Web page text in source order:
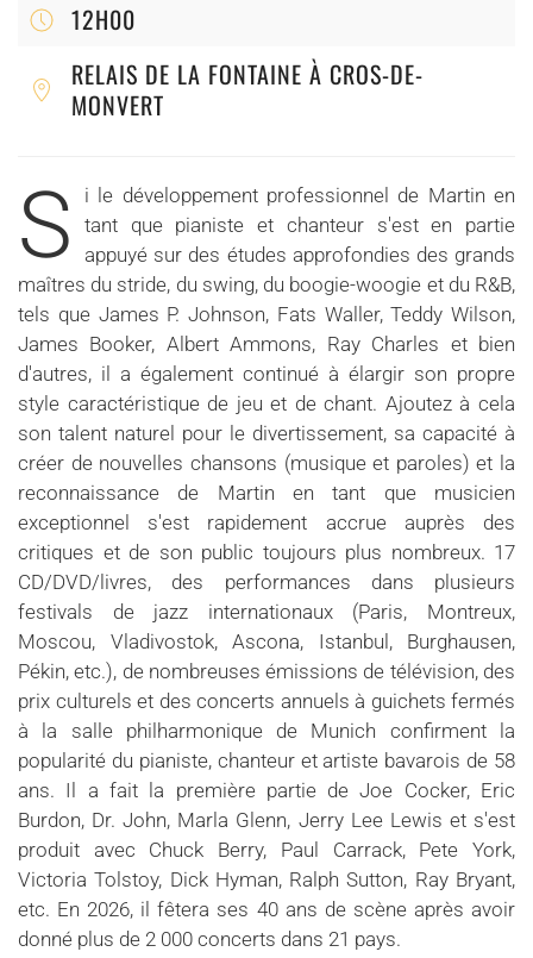
12H00
RELAIS DE LA FONTAINE À CROS-DE-
MONVERT
S
i le développement professionnel de Martin en
tant que pianiste et chanteur s'est en partie
appuyé sur des études approfondies des grands
maîtres du stride, du swing, du boogie-woogie et du R&B,
tels que James P. Johnson, Fats Waller, Teddy Wilson,
James Booker, Albert Ammons, Ray Charles et bien
d'autres, il a également continué à élargir son propre
style caractéristique de jeu et de chant. Ajoutez à cela
son talent naturel pour le divertissement, sa capacité à
créer de nouvelles chansons (musique et paroles) et la
reconnaissance de Martin en tant que musicien
exceptionnel s'est rapidement accrue auprès des
critiques et de son public toujours plus nombreux. 17
CD/DVD/livres, des performances dans plusieurs
festivals de jazz internationaux (Paris, Montreux,
Moscou, Vladivostok, Ascona, Istanbul, Burghausen,
Pékin, etc.), de nombreuses émissions de télévision, des
prix culturels et des concerts annuels à guichets fermés
à la salle philharmonique de Munich confirment la
popularité du pianiste, chanteur et artiste bavarois de 58
ans. Il a fait la première partie de Joe Cocker, Eric
Burdon, Dr. John, Marla Glenn, Jerry Lee Lewis et s'est
produit avec Chuck Berry, Paul Carrack, Pete York,
Victoria Tolstoy, Dick Hyman, Ralph Sutton, Ray Bryant,
etc. En 2026, il fêtera ses 40 ans de scène après avoir
donné plus de 2 000 concerts dans 21 pays.